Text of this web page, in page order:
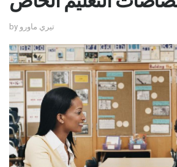
by تيري ماورو